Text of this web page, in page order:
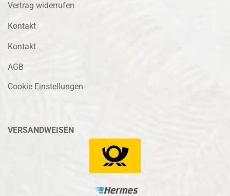
Vertrag widerrufen
Kontakt
Kontakt
AGB
Cookie Einstellungen
VERSANDWEISEN